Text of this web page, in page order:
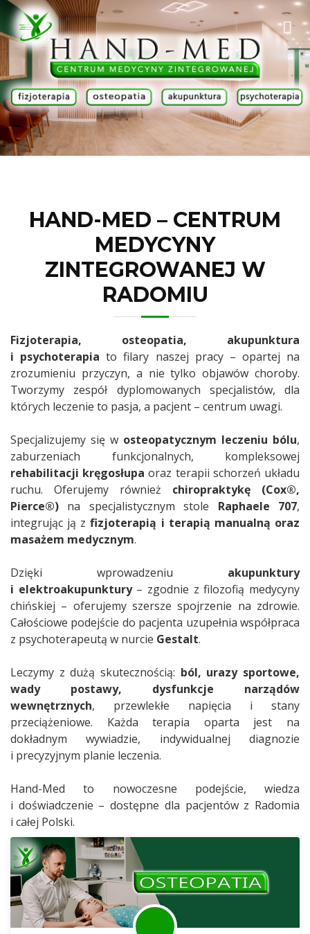
HAND-MED – CENTRUM
MEDYCYNY
ZINTEGROWANEJ W
RADOMIU
Fizjoterapia, osteopatia, akupunktura
i psychoterapia to filary naszej pracy – opartej na
zrozumieniu przyczyn, a nie tylko objawów choroby.
Tworzymy zespół dyplomowanych specjalistów, dla
których leczenie to pasja, a pacjent – centrum uwagi.
Specjalizujemy się w osteopatycznym leczeniu bólu,
zaburzeniach funkcjonalnych, kompleksowej
rehabilitacji kręgosłupa oraz terapii schorzeń układu
ruchu. Oferujemy również chiropraktykę (Cox®,
Pierce®) na specjalistycznym stole Raphaele 707,
integrując ją zfizjoterapią i terapią manualną oraz
masażem medycznym.
Dzięki wprowadzeniu akupunktury
i elektroakupunktury– zgodnie z filozofią medycyny
chińskiej – oferujemy szersze spojrzenie na zdrowie.
Całościowe podejście do pacjenta uzupełnia współpraca
z psychoterapeutą w nurcie Gestalt.
Leczymy z dużą skutecznością: ból, urazy sportowe,
wady postawy, dysfunkcje narządów
wewnętrznych, przewlekłe napięcia i stany
przeciążeniowe. Każda terapia oparta jest na
dokładnym wywiadzie, indywidualnej diagnozie
i precyzyjnym planie leczenia.
Hand-Med to nowoczesne podejście, wiedza
i doświadczenie – dostępne dla pacjentów z Radomia
i całej Polski.